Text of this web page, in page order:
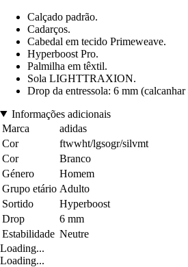
Calçado padrão.
Cadarços.
Cabedal em tecido Primeweave.
Hyperboost Pro.
Palmilha em têxtil.
Sola LIGHTTRAXION.
Drop da entressola: 6 mm
Informações adicionais
Marca
adidas
Cor
ftwwht/lgsogr/silvmt
Cor
Branco
Género
Homem
Grupo etário Adulto
Sortido
Hyperboost
Drop
6 mm
Estabilidade Neutre
Loading...
Loading...